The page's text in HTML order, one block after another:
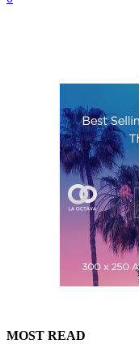
MOST READ